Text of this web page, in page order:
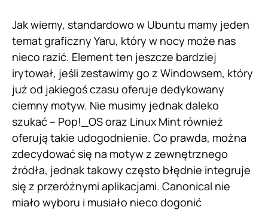
Jak wiemy, standardowo w Ubuntu mamy jeden
temat graficzny Yaru, który w nocy może nas
nieco razić. Element ten jeszcze bardziej
irytował, jeśli zestawimy go z Windowsem, który
już od jakiegoś czasu oferuje dedykowany
ciemny motyw. Nie musimy jednak daleko
szukać – Pop!_OS oraz Linux Mint również
oferują takie udogodnienie. Co prawda, można
zdecydować się na motyw z zewnętrznego
źródła, jednak takowy często błędnie integruje
się z przeróżnymi aplikacjami. Canonical nie
miało wyboru i musiało nieco dogonić